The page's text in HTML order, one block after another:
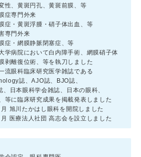
性、黄斑円孔、黄斑前膜、等
症専門外来
症・黄斑浮腫・硝子体出血、等
専門外来
症・網膜静脈閉塞症、等
学病院において白内障手術、網膜硝子体
剥離復位術、等を執刀しました
流眼科臨床研究医学雑誌である
誌、AJO誌、BJO誌、
、日本眼科学会雑誌、日本の眼科、
等に臨床研究成果を掲載発表しました
旭川たかはし眼科を開院しました
医療法人社団 高志会を設立しました